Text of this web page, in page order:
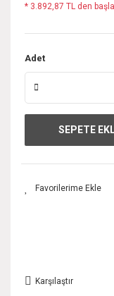
* 3.892,87 TL den
Adet
SEPETE
Karşılaştır